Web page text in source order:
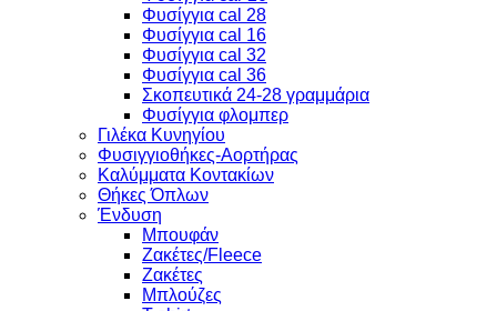
Φυσίγγια cal 28
Φυσίγγια cal 16
Φυσίγγια cal 32
Φυσίγγια cal 36
Σκοπευτικά 24-28 γραμμάρια
Φυσίγγια φλομπερ
Γιλέκα Κυνηγίου
Φυσιγγιοθήκες-Αορτήρας
Καλύμματα Κοντακίων
Θήκες Όπλων
Ένδυση
Μπουφάν
Ζακέτες/Fleece
Ζακέτες
Μπλούζες